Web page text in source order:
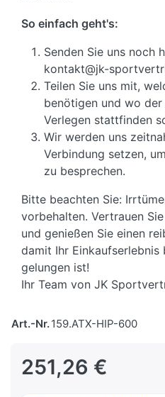
So einfach geht's:
Senden Sie uns noch
kontakt@jk-
Teilen Sie uns mit,
benötigen und wo
Verlegen stattfinden
Wir werden uns
Verbindung setzen,
zu besprechen.
Bitte beachten Sie:
vorbehalten. Vertrauen
und genießen Sie einen
damit Ihr Einkaufserlebnis
gelungen ist!
Ihr Team von JK
Art.-Nr.159.ATX-HIP-600
251,26 €